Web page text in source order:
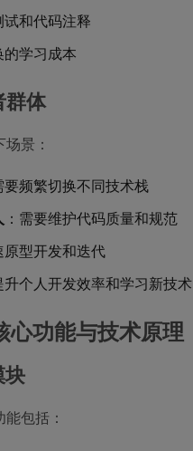
和代码注释
学习成本
群体
景：
要频繁切换不同技术栈
：需要维护代码质量和规范
原型开发和迭代
升个人开发效率和学习新技术
功能与技术原理
块
包括：